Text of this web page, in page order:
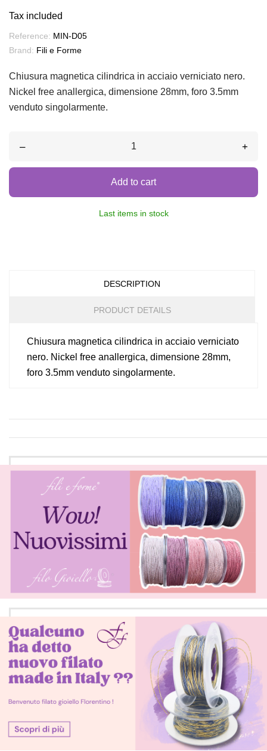
Tax included
Reference: MIN-D05
Brand: Fili e Forme
Chiusura magnetica cilindrica in acciaio verniciato nero.
Nickel free anallergica, dimensione 28mm, foro 3.5mm
venduto singolarmente.
– +
Add to cart
Last items in stock
DESCRIPTION
PRODUCT DETAILS
Chiusura magnetica cilindrica in acciaio verniciato
nero. Nickel free anallergica, dimensione 28mm,
foro 3.5mm venduto singolarmente.